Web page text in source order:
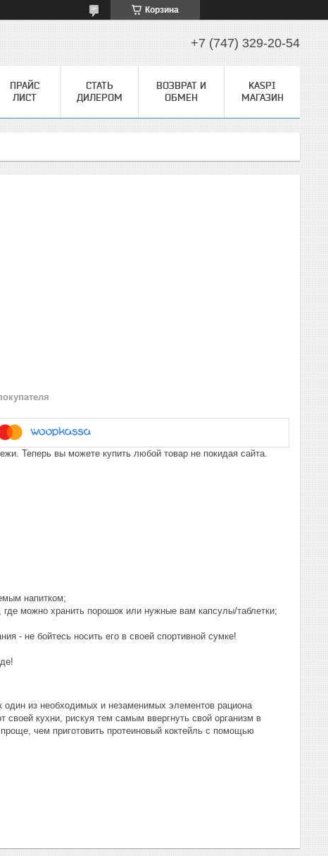
Корзина
+7 (747) 329-20-54
ПРАЙС
ЛИСТ
СТАТЬ
ДИЛЕРОМ
ВОЗВРАТ И
ОБМЕН
KASPI
МАГАЗИН
Теперь вы можете купить любой товар не покидая сайта.
напитком;
можно хранить порошок или нужные вам капсулы/таблетки;
- не бойтесь носить его в своей спортивной сумке!
один из необходимых и незаменимых элементов рациона
кухни, рискуя тем самым ввергнуть свой организм в
чем приготовить протеиновый коктейль с помощью